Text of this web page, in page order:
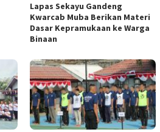
Lapas Sekayu Gandeng
Kwarcab Muba Berikan Materi
Dasar Kepramukaan ke Warga
Binaan